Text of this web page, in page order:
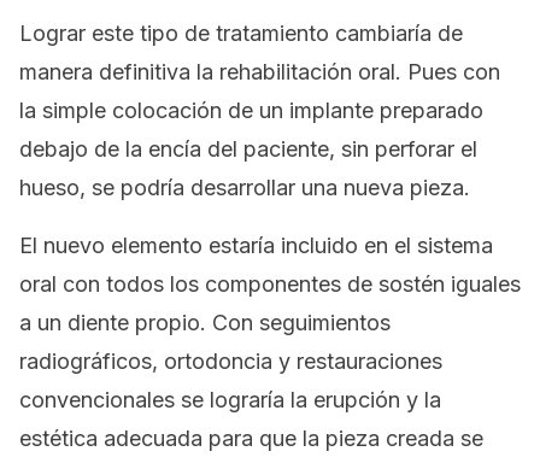
Lograr este tipo de tratamiento cambiaría de
manera definitiva la rehabilitación oral. Pues con
la simple colocación de un implante preparado
debajo de la encía del paciente, sin perforar el
hueso, se podría desarrollar una nueva pieza.
El nuevo elemento estaría incluido en el sistema
oral con todos los componentes de sostén iguales
a un diente propio. Con seguimientos
radiográficos, ortodoncia y restauraciones
convencionales se lograría la erupción y la
estética adecuada para que la pieza creada se